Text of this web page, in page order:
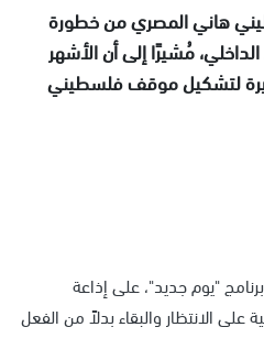
هاني المصري من خطورة
مُشيرًا إلى أن الأشهر
لتشكيل موقف فلسطيني
"يوم جديد"، على إذاعة
على الانتظار والبقاء بدلاً من الفعل